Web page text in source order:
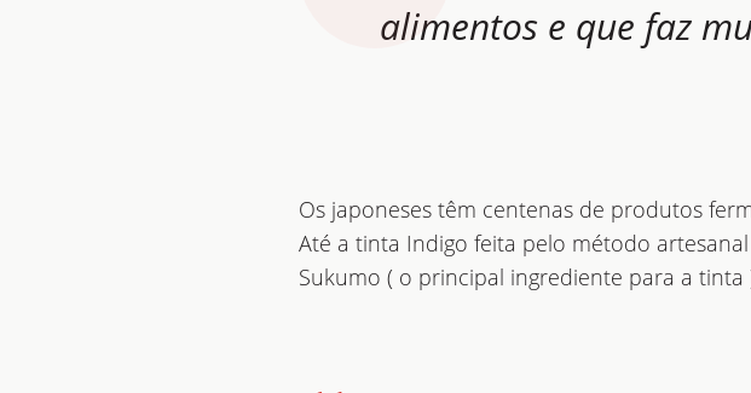
alimentos e que faz
Os japoneses têm centenas de produtos
Até a tinta Indigo feita pelo método
Sukumo ( o principal ingrediente para a tinta